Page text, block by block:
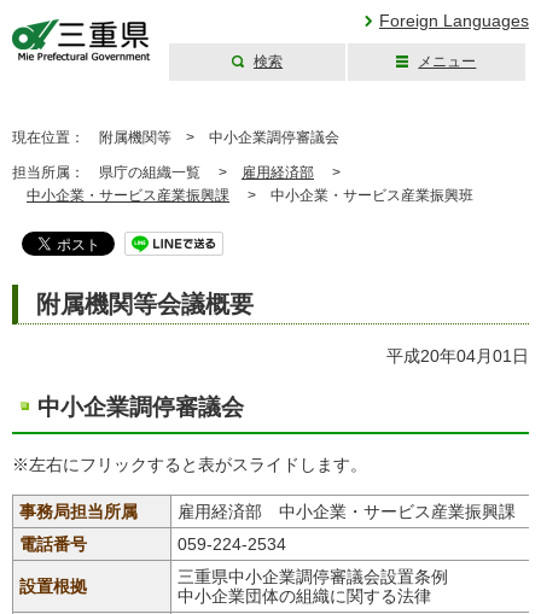
Foreign Languages
検索 メニュー
現在位置： 附属機関等 > 中小企業調停審議会
担当所属： 県庁の組織一覧 > 雇用経済部 >
中小企業・サービス産業振興課 > 中小企業・サービス産業振興班
附属機関等会議概要
平成20年04月01日
中小企業調停審議会
※左右にフリックすると表がスライドします。
事務局担当所属
雇用経済部 中小企業・サービス産業振興課
電話番号
059-224-2534
設置根拠
三重県中小企業調停審議会設置条例
中小企業団体の組織に関する法律